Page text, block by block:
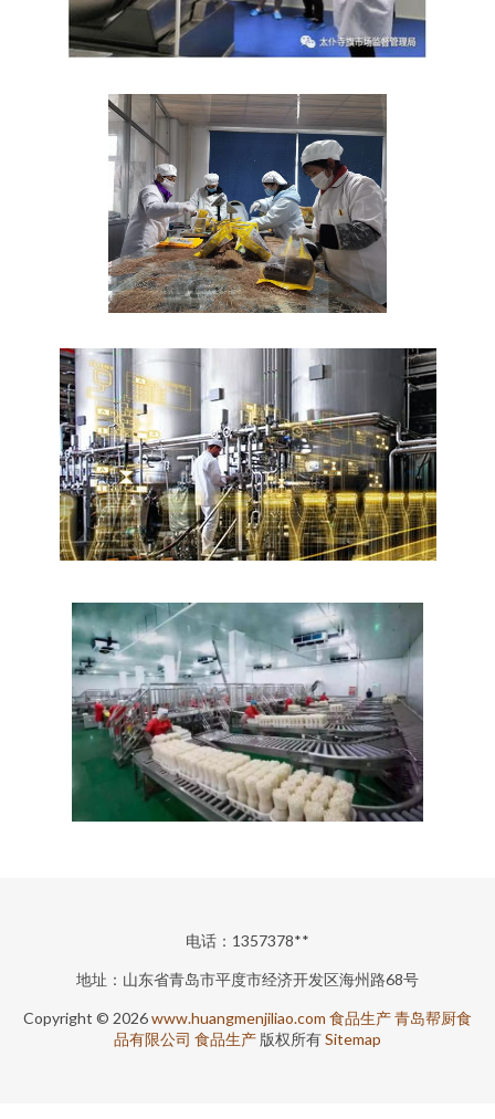
电话：1357378**
地址：山东省青岛市平度市经济开发区海州路68号
Copyright © 2026www.huangmenjiliao.com 食品生产青岛帮厨食
品有限公司 食品生产 版权所有Sitemap